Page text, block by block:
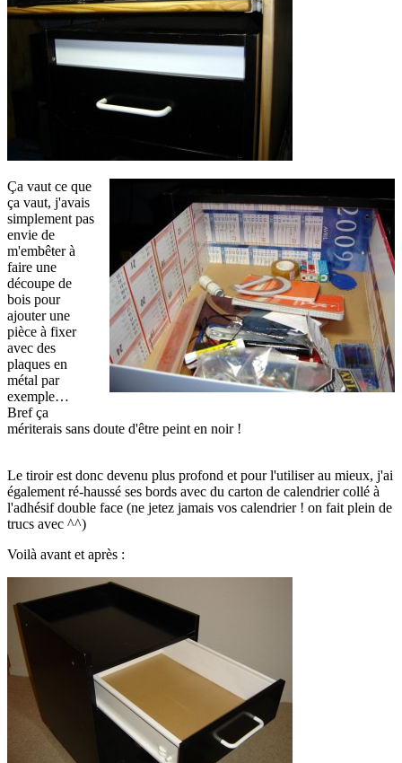
Ça vaut ce que
ça vaut, j'avais
simplement pas
envie de
m'embêter à
faire une
découpe de
bois pour
ajouter une
pièce à fixer
avec des
plaques en
métal par
exemple…
Bref ça
mériterais sans doute d'être peint en noir !
Le tiroir est donc devenu plus profond et pour l'utiliser au mieux, j'ai
également ré-haussé ses bords avec du carton de calendrier collé à
l'adhésif double face (ne jetez jamais vos calendrier ! on fait plein de
trucs avec ^^)
Voilà avant et après :